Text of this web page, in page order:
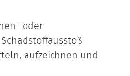
oder
aufzeichnen und